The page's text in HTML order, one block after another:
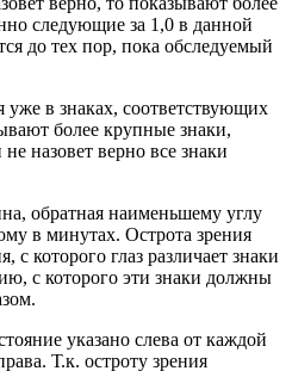
следующие за 1,0 в данной
до тех пор, пока обследуемый
в знаках, соответствующих
более крупные знаки,
назовет верно все знаки
обратная наименьшему углу
в минутах. Острота зрения
которого глаз различает знаки
с которого эти знаки должны
указано слева от каждой
Т.к. остроту зрения